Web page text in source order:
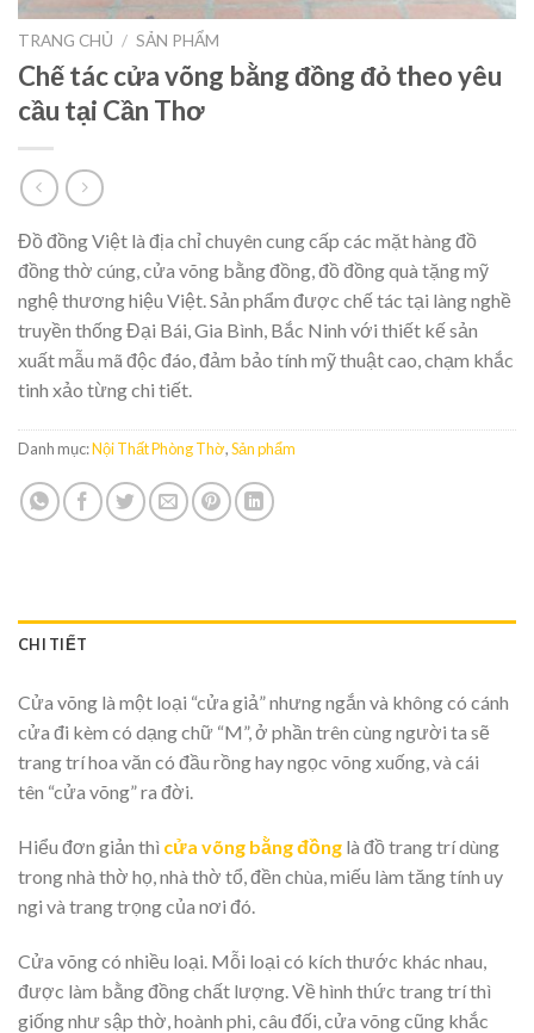
TRANG CHỦ / SẢN PHẨM
Chế tác cửa võng bằng đồng đỏ theo yêu
cầu tại Cần Thơ
Đồ đồng Việt là địa chỉ chuyên cung cấp các mặt hàng đồ
đồng thờ cúng, cửa võng bằng đồng, đồ đồng quà tặng mỹ
nghệ thương hiệu Việt. Sản phẩm được chế tác tại làng nghề
truyền thống Đại Bái, Gia Bình, Bắc Ninh với thiết kế sản
xuất mẫu mã độc đáo, đảm bảo tính mỹ thuật cao, chạm khắc
tinh xảo từng chi tiết.
Danh mục:Nội Thất Phòng Thờ,Sản phẩm
CHI TIẾT
Cửa võng là một loại “cửa giả” nhưng ngắn và không có cánh
cửa đi kèm có dạng chữ “M”, ở phần trên cùng người ta sẽ
trang trí hoa văn có đầu rồng hay ngọc võng xuống, và cái
tên “cửa võng” ra đời.
Hiểu đơn giản thì cửa võng bằng đồng là đồ trang trí dùng
trong nhà thờ họ, nhà thờ tổ, đền chùa, miếu làm tăng tính uy
ngi và trang trọng của nơi đó.
Cửa võng có nhiều loại. Mỗi loại có kích thước khác nhau,
được làm bằng đồng chất lượng. Về hình thức trang trí thì
giống như sập thờ, hoành phi, câu đối, cửa võng cũng khắc